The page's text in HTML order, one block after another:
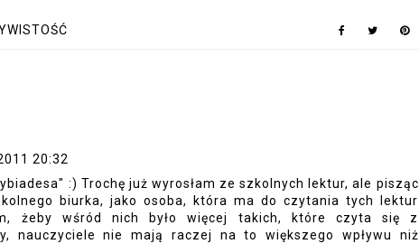
20:32
:) Trochę już wyrosłam ze szkolnych lektur, ale pisząc
biurka, jako osoba, która ma do czytania tych lektur
żeby wśród nich było więcej takich, które czyta się z
nauczyciele nie mają raczej na to większego wpływu niż